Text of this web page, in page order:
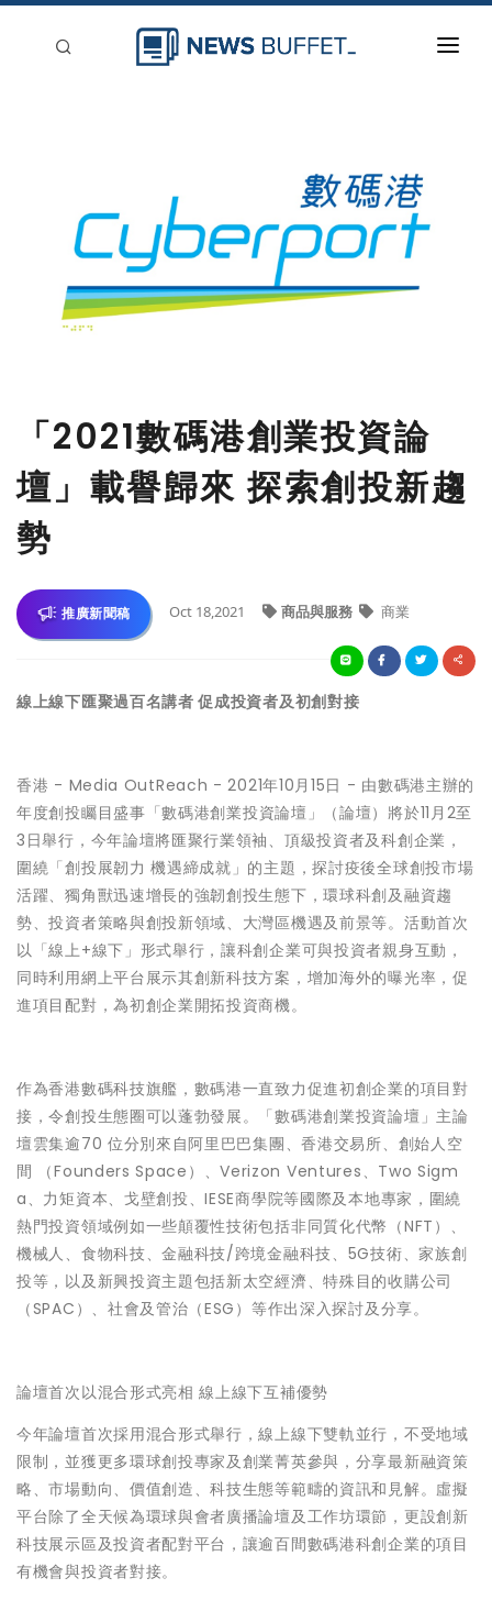
刊登
「2021數碼港創業投資論
壇」載譽歸來 探索創投新趨
勢
推廣新聞稿 Oct 18,2021 商品與服務 商業
線上線下匯聚過百名講者 促成投資者及初創對接
香港 - Media OutReach - 2021年10月15日 - 由數碼港主辦的
年度創投矚目盛事 「數碼港創業投資論壇」
（論壇）將於11月2至
3日舉行，今年論壇將匯聚行業領袖、頂級投資者及科創企業，
圍繞「創投展韌力 機遇締成就」的主題，探討疫後全球創投市場
活躍、獨角獸迅速增長的強韌創投生態下，環球科創及融資趨
勢、投資者策略與創投新領域、大灣區機遇及前景等。活動首次
以「線上+線下」形式舉行，讓科創企業可與投資者親身互動，
同時利用網上平台展示其創新科技方案，增加海外的曝光率，促
進項目配對，為初創企業開拓投資商機。
作為香港數碼科技旗艦，數碼港一直致力促進初創企業的項目對
接，令創投生態圈可以蓬勃發展。「數碼港創業投資論壇」主論
壇雲集逾70 位分別來自阿里巴巴集團、香港交易所、創始人空
間 （Founders Space）、Verizon Ventures、Two Sigm
a、力矩資本、戈壁創投、IESE商學院等國際及本地專家，圍繞
熱門投資領域例如一些顛覆性技術包括非同質化代幣（NFT）、
機械人、食物科技、金融科技/跨境金融科技、5G技術、家族創
投等，以及新興投資主題包括新太空經濟、特殊目的收購公司
（SPAC）、社會及管治（ESG）等作出深入探討及分享。
論壇首次以混合形式亮相 線上線下互補優勢
今年論壇首次採用混合形式舉行，線上線下雙軌並行，不受地域
限制，並獲更多環球創投專家及創業菁英參與，分享最新融資策
略、市場動向、價值創造、科技生態等範疇的資訊和見解。虛擬
平台除了全天候為環球與會者廣播論壇及工作坊環節，更設創新
科技展示區及投資者配對平台，讓逾百間數碼港科創企業的項目
有機會與投資者對接。